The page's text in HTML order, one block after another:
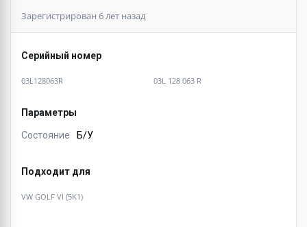
Зарегистрирован 6 лет назад
Серийный номер
03L128063R 03L 128 063 R
Параметры
Состояние Б/У
Подходит для
VW GOLF VI (5K1)